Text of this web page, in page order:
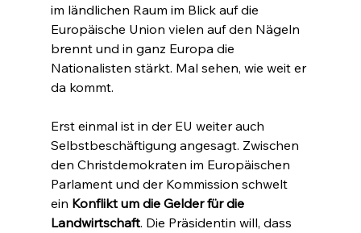
im ländlichen Raum im Blick auf die
Europäische Union vielen auf den Nägeln
brennt und in ganz Europa die
Nationalisten stärkt. Mal sehen, wie weit er
da kommt.
Erst einmal ist in der EU weiter auch
Selbstbeschäftigung angesagt. Zwischen
den Christdemokraten im Europäischen
Parlament und der Kommission schwelt
ein Konflikt um die Gelder für die
Landwirtschaft. Die Präsidentin will, dass